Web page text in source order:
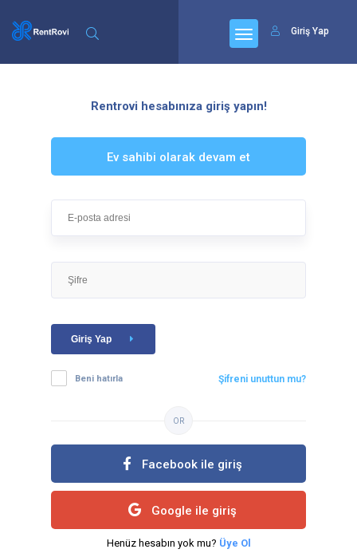
Giriş Yap
Rentrovi hesabınıza giriş yapın!
Ev sahibi olarak devam et
Giriş Yap
Beni hatırla Şifreni unuttun mu?
OR
Facebook ile giriş
Google ile giriş
Henüz hesabın yok mu? Üye Ol